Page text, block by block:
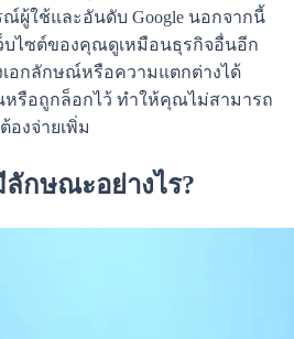
ผู้ใช้และอันดับ Google นอกจากนี้
บไซต์ของคุณดูเหมือนธุรกิจอื่นอีก
อกลักษณ์หรือความแตกต่างได้
รือถูกล็อกไว้ ทำให้คุณไม่สามารถ
องจ่ายเพิ่ม
กษณะอย่างไร?